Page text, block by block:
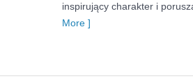
inspirujący charakter i
More ]